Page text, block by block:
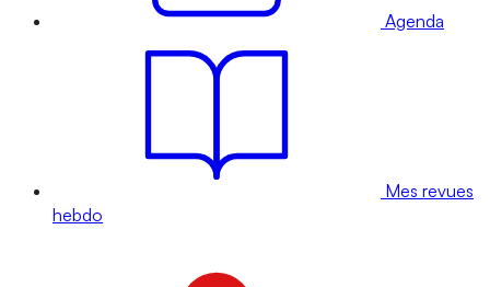
Agenda
Mes revues
hebdo